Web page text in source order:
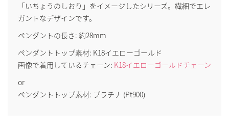
「いちょうのしおり」をイメージしたシリーズ。繊細でエレ
ガントなデザインです。
ペンダントの長さ: 約28mm
ペンダントトップ素材: K18イエローゴールド
画像で着用しているチェーン: K18イエローゴールドチェーン
or
ペンダントトップ素材: プラチナ (Pt900)